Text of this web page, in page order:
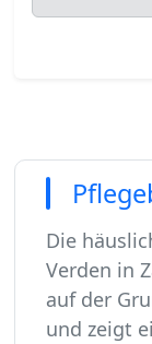
Die
Verden in
auf der
und zeigt